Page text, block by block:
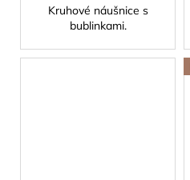
Kruhové náušnice s
bublinkami.